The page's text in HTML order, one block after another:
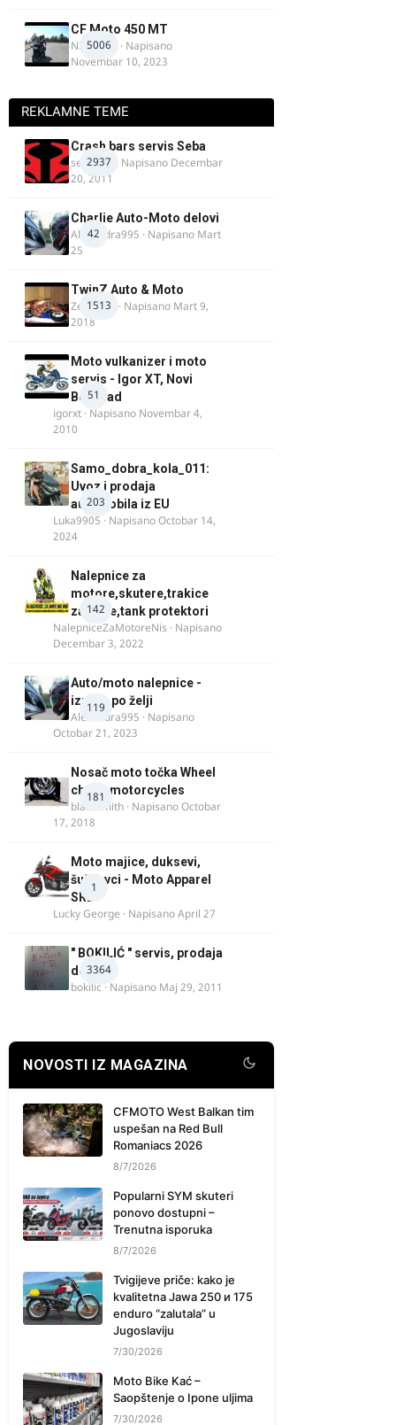
5006
CF Moto 450 MT
NIKOLA 1
· Napisano
Novembar 10, 2023
REKLAMNE TEME
2937
Crash bars servis Seba
seba011 · Napisano Decembar
20, 2011
42
Charlie Auto-Moto delovi
Alexandra995 · Napisano Mart
25
1513
TwinZ Auto & Moto
Zeljkamp · Napisano Mart 9,
2018
51
Moto vulkanizer i moto
servis - Igor XT, Novi
Beograd
igorxt · Napisano Novembar 4,
2010
203
Samo_dobra_kola_011:
Uvoz i prodaja
automobila iz EU
Luka9905 · NapisanoOctobar 14,
2024
142
Nalepnice za
motore,skutere,trakice
za felne,tank protektori
NalepniceZaMotoreNis · Napisano
Decembar 3, 2022
119
Auto/moto nalepnice -
izrada po želji
Alexandra995 · Napisano
Octobar 21, 2023
181
Nosač moto točka Wheel
chock motorcycles
blacksmith · NapisanoOctobar
17, 2018
1
Moto majice, duksevi,
šuškavci - Moto Apparel
SRB
Lucky George · NapisanoApril 27
3364
" BOKILIĆ " servis, prodaja
delova
bokilic · Napisano Maj 29, 2011
NOVOSTI IZ MAGAZINA
CFMOTO West Balkan tim
uspešan na Red Bull
Romaniacs 2026
8/7/2026
Popularni SYM skuteri
ponovo dostupni –
Trenutna isporuka
8/7/2026
Tvigijeve priče: kako je
kvalitetna Jawa 250 и 175
enduro “zalutala” u
Jugoslaviju
7/30/2026
Moto Bike Kać –
Saopštenje o Ipone uljima
7/30/2026